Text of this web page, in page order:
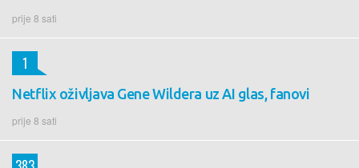
prije 8 sati
Netflix oživljava Gene Wildera uz AI glas, fanovi
prije 8 sati
1